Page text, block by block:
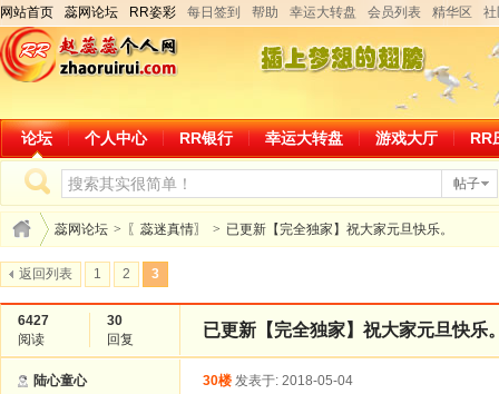
网站首页 蕊网论坛 RR姿彩 每日签到 帮助 幸运大转盘 会员列表 精华区
论坛 个人中心 RR银行 幸运大转盘 游戏大厅 RR
帖子
蕊网论坛 > 〖蕊迷真情〗 > 已更新【完全独家】祝大家元旦快乐。
返回列表 1 2 3
6427
阅读
30
回复
已更新【完全独家】祝大家元旦快乐
陆心童心 30楼 发表于: 2018-05-04